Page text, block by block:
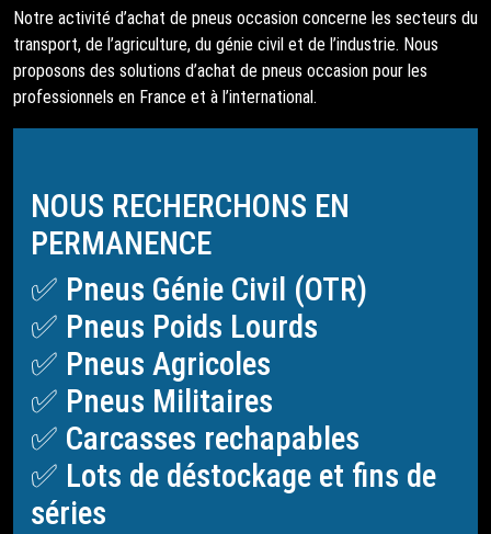
Notre activité d’achat de pneus occasion concerne les secteurs du
transport, de l’agriculture, du génie civil et de l’industrie. Nous
proposons des solutions d’achat de pneus occasion pour les
professionnels en France et à l’international.
NOUS RECHERCHONS EN
PERMANENCE
✅ Pneus Génie Civil (OTR)
✅ Pneus Poids Lourds
✅ Pneus Agricoles
✅ Pneus Militaires
✅ Carcasses rechapables
✅ Lots de déstockage et fins de
séries